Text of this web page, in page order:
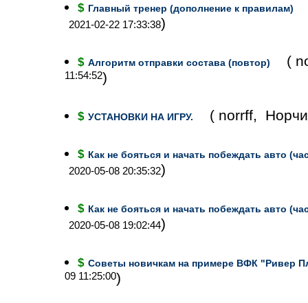
$ Главный тренер (дополнение к правилам)
2021-02-22 17:33:38)
$ Алгоритм отправки состава (повтор)
(
11:54:52)
$ УСТАНОВКИ НА ИГРУ. ( norrff,
$ Как не бояться и начать побеждать авто
2020-05-08 20:35:32)
$ Как не бояться и начать побеждать авто
2020-05-08 19:02:44)
$ Советы новичкам на примере ВФК "Ривер
09 11:25:00)